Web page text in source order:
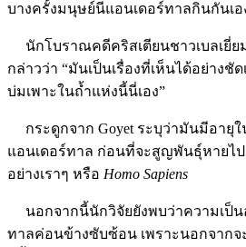
บางครั้งมนุษย์นีแอนเดอร์ทาลกินกันเอ
นักโบราณคดีคริสเตียนชาวเบลเยี่ย
กล่าวว่า “มันเป็นเรื่องที่เห็นได้อย่าง
บ่มเพาะในถ้ำแห่งนี้นี่เอง”
กระดูกจาก Goyet ระบุว่ามันมีอายุ
แอนเดอร์ทาล ก่อนที่จะสูญพันธุ์หายไ
อย่างเราๆ หรือ Homo Sapiens
นอกจากนี้นักวิจัยยังพบว่าความเป็
ทาลค่อนข้างซับซ้อน เพราะนอกจากจ